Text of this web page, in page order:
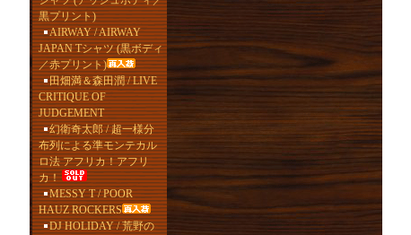
黒プリント)
AIRWAY / AIRWAY
JAPAN Tシャツ (黒ボディ
／赤プリント)
田畑満＆森田潤 / LIVE
CRITIQUE OF
JUDGEMENT
幻衛奇太郎 / 超一様分
布列による準モンテカル
ロ法 アフリカ！アフリ
カ！
MESSY T / POOR
HAUZ ROCKERS
DJ HOLIDAY / 荒野の